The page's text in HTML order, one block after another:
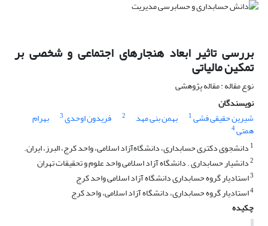
بررسی تاثیر ابعاد هنجارهای اجتماعی و شخصی بر
تمکین مالیاتی
نوع مقاله : مقاله پژوهشی
نویسندگان
شیرین حقیقی فشی1 بهمن بنی مهد 2 فریدون اوحدی3 بهرام
همتی4
1 دانشجوی دکتری حسابداری، دانشگاه‌آزاد اسلامی، واحد کرج، البرز، ایران.
2دانشیار حسابداری . دانشگاه آزاد اسلامی واحد علوم و تحقیقات تهران
3استادیار گروه حسابداری دانشگاه آزاد اسلامی واحد کرج
4استادیار گروه حسابداری، دانشگاه آزاد اسلامی، واحد کرج
چکیده